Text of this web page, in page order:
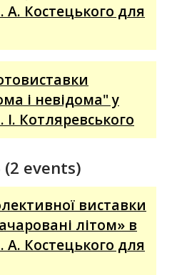
А. Костецького для
і невідома" у
І. Котляревського
(2 events)
виставки
літом» в
А. Костецького для